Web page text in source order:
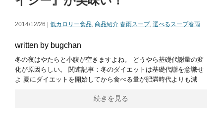
2014/12/26 | 低カロリー食品, 商品紹介 春雨スープ, 選べるスープ春雨
written by bugchan
冬の夜はやたらと小腹が空きますよね。 どうやら基礎代謝量の変
化が原因らしい。 関連記事：冬のダイエットは基礎代謝を意識せ
よ 夏にダイエットを開始してから食べる量が肥満時代よりも減
続きを見る